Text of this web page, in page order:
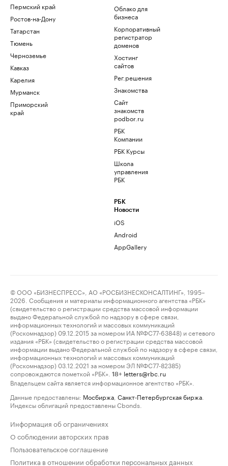
Пермский край
Ростов-на-Дону
Татарстан
Тюмень
Черноземье
Кавказ
Карелия
Мурманск
Приморский
край
Облако для
бизнеса
Корпоративный
регистратор
доменов
Хостинг
сайтов
Рег.решения
Знакомства
Сайт
знакомств
podbor.ru
РБК
Компании
РБК Курсы
Школа
управления
РБК
РБК
Новости
iOS
Android
AppGallery
© ООО «БИЗНЕСПРЕСС», АО «РОСБИЗНЕСКОНСАЛТИНГ», 1995–
2026. Сообщения и материалы информационного агентства «РБК»
(свидетельство о регистрации средства массовой информации
выдано Федеральной службой по надзору в сфере связи,
информационных технологий и массовых коммуникаций
(Роскомнадзор) 09.12.2015 за номером ИА №ФС77-63848) и сетевого
издания «РБК» (свидетельство о регистрации средства массовой
информации выдано Федеральной службой по надзору в сфере связи,
информационных технологий и массовых коммуникаций
(Роскомнадзор) 03.12.2021 за номером ЭЛ №ФС77-82385)
сопровождаются пометкой «РБК».
18+ letters@rbc.ru
Владельцем сайта является информационное агентство «РБК».
Данные предоставлены: Мосбиржа Санкт-Петербургская биржа
Индексы облигаций предоставлены Cbonds.
Информация об ограничениях
О соблюдении авторских прав
Пользовательское соглашение
Политика в отношении обработки персональных данных